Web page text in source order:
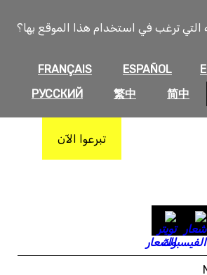
التي ترغب في استخدام هذا الموقع بها؟
ESPAÑOL
FRANÇAIS
简中
繁中
РУССКИЙ
تبرعوا الآن